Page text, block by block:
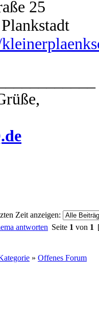
25
Zeit anzeigen:
antworten Seite 1 von 1
» Offenes Forum